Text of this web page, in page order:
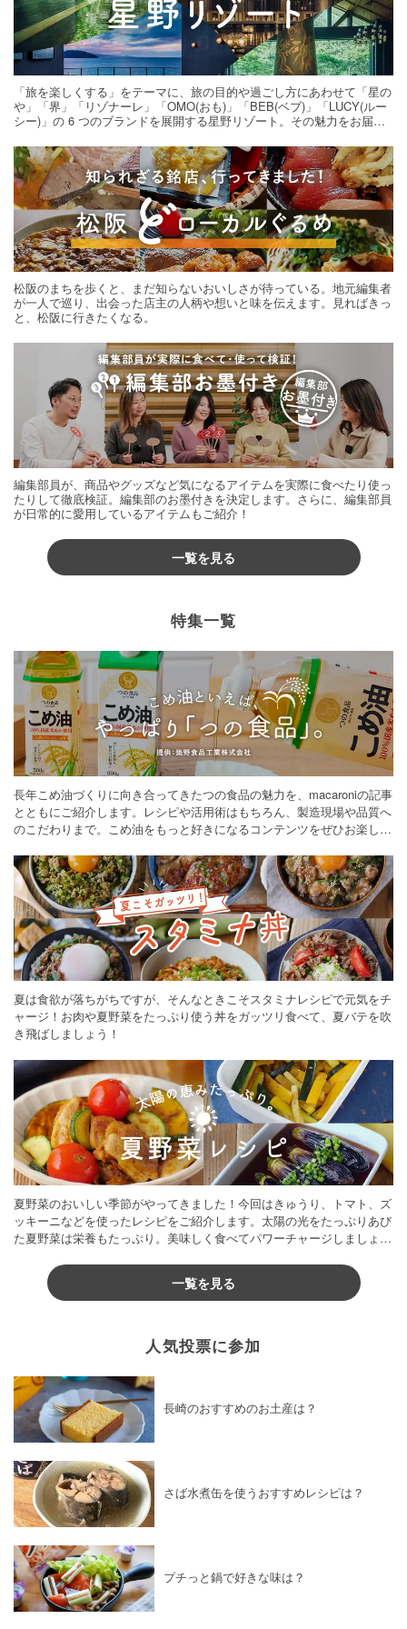
「旅を楽しくする」をテーマに、旅の目的や過ごし方にあわせて「星の
や」「界」「リゾナーレ」「OMO(おも)」「BEB(ベブ)」「LUCY(ルー
シー)」の 6 つのブランドを展開する星野リゾート。その魅力をお届け
松阪のまちを歩くと、まだ知らないおいしさが待っている。地元編集者
が一人で巡り、出会った店主の人柄や想いと味を伝えます。見ればきっ
と、松阪に行きたくなる。
編集部員が、商品やグッズなど気になるアイテムを実際に食べたり使っ
たりして徹底検証。編集部のお墨付きを決定します。さらに、編集部員
が日常的に愛用しているアイテムもご紹介！
一覧を見る
特集一覧
長年こめ油づくりに向き合ってきたつの食品の魅力を、macaroniの記事
とともにご紹介します。レシピや活用術はもちろん、製造現場や品質へ
のこだわりまで。こめ油をもっと好きになるコンテンツをぜひお楽しみ
夏は食欲が落ちがちですが、そんなときこそスタミナレシピで元気をチ
ャージ！お肉や夏野菜をたっぷり使う丼をガッツリ食べて、夏バテを吹
き飛ばしましょう！
夏野菜のおいしい季節がやってきました！今回はきゅうり、トマト、ズ
ッキーニなどを使ったレシピをご紹介します。太陽の光をたっぷりあび
た夏野菜は栄養もたっぷり。美味しく食べてパワーチャージしましょう
一覧を見る
人気投票に参加
長崎のおすすめのお土産は？
さば水煮缶を使うおすすめレシピは？
プチっと鍋で好きな味は？